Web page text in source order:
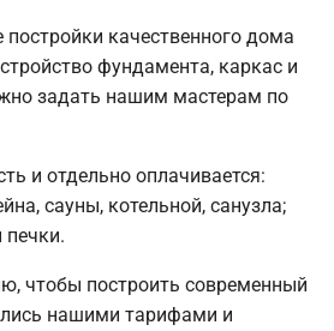
качественного дома
фундамента, каркас и
задать нашим мастерам по
и отдельно оплачивается:
сауны, котельной, санузла;
печки.
чтобы построить современный
нашими тарифами и